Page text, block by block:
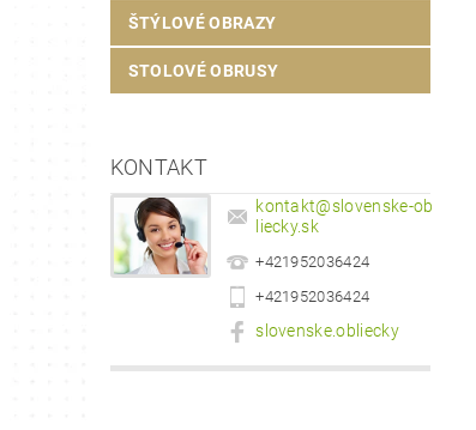
ŠTÝLOVÉ OBRAZY
STOLOVÉ OBRUSY
KONTAKT
kontakt@slovenske-ob
liecky.sk
+421952036424
+421952036424
slovenske.obliecky